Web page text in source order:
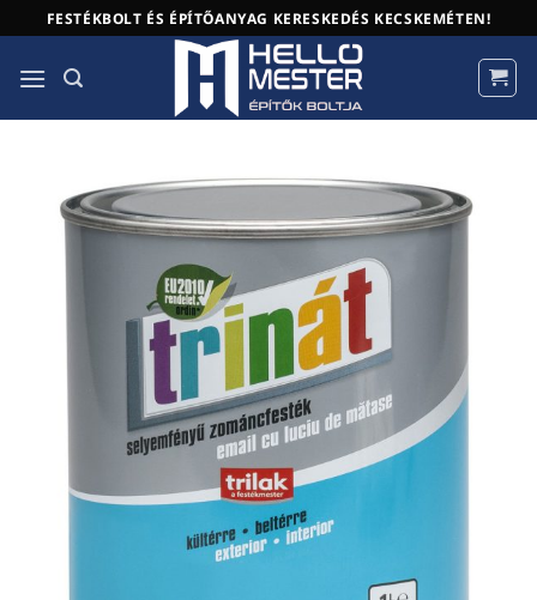
to
content
FESTÉKBOLT ÉS ÉPÍTŐANYAG KERESKEDÉS KECSKEMÉTEN!